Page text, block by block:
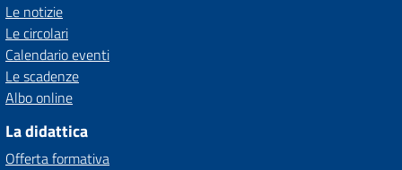
Le notizie
Le circolari
Calendario eventi
Le scadenze
Albo online
La didattica
Offerta formativa